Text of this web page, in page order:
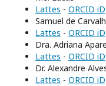
Lattes - ORCID iD
Samuel de
Lattes - ORCID iD
Dra. Adriana
Lattes - ORCID iD
Dr. Alexandre
Lattes - ORCID iD